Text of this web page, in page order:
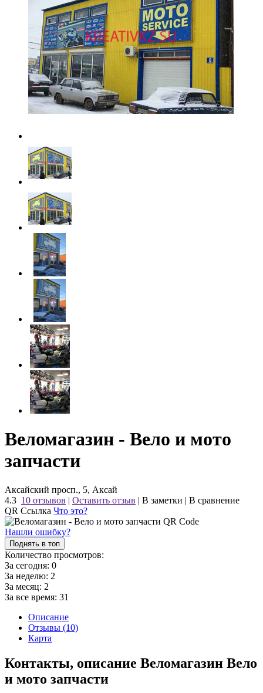
Веломагазин - Вело и мото
запчасти
Аксайский просп., 5, Аксай
4.3 10 отзывов | Оставить отзыв | В заметки | В сравнение
QR Ссылка Что это?
Нашли ошибку?
Поднять в топ
Количество просмотров:
За сегодня: 0
За неделю: 2
За месяц: 2
За все время: 31
Описание
Отзывы (10)
Карта
Контакты, описание Веломагазин Вело
и мото запчасти